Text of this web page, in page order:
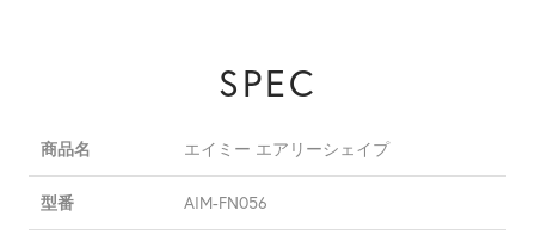
SPEC
商品名 エイミー エアリーシェイプ
型番 AIM-FN056